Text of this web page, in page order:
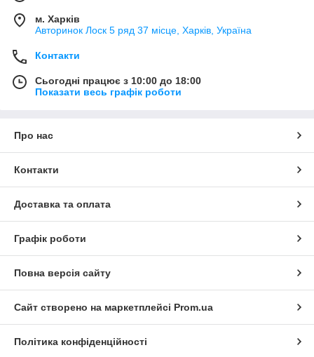
м. Харків
Авторинок Лоск 5 ряд 37 місце, Харків, Україна
Контакти
Сьогодні працює з 10:00 до 18:00
Показати весь графік роботи
Про нас
Контакти
Доставка та оплата
Графік роботи
Повна версія сайту
Сайт створено на маркетплейсі Prom.ua
Політика конфіденційності